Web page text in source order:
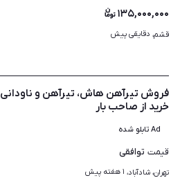
۱۳۵,۰۰۰,۰۰۰
قشم، دقایقی پیش
فروش تیرآهن هاش، تیرآهن و ناودانی
خرید از صاحب بار
Ad تابلو شده
قیمت توافقی
تهران، شادآباد، ۱ هفته پیش